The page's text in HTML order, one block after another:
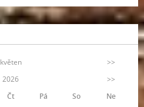
květen
>>
2026
>>
Čt Pá So
Ne